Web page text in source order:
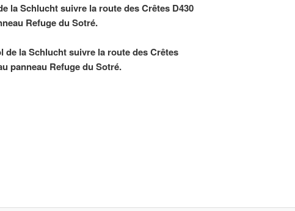
la Schlucht suivre la route des Crêtes D430
Refuge du Sotré.
de la Schlucht suivre la route des Crêtes
panneau Refuge du Sotré.